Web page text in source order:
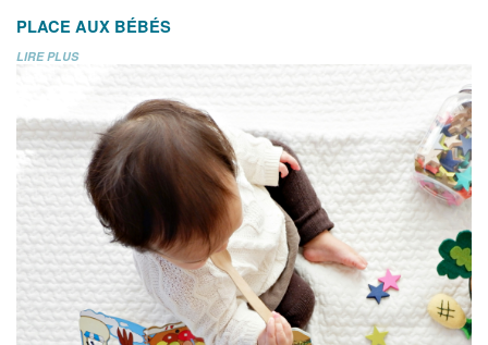
PLACE AUX BÉBÉS
LIRE PLUS